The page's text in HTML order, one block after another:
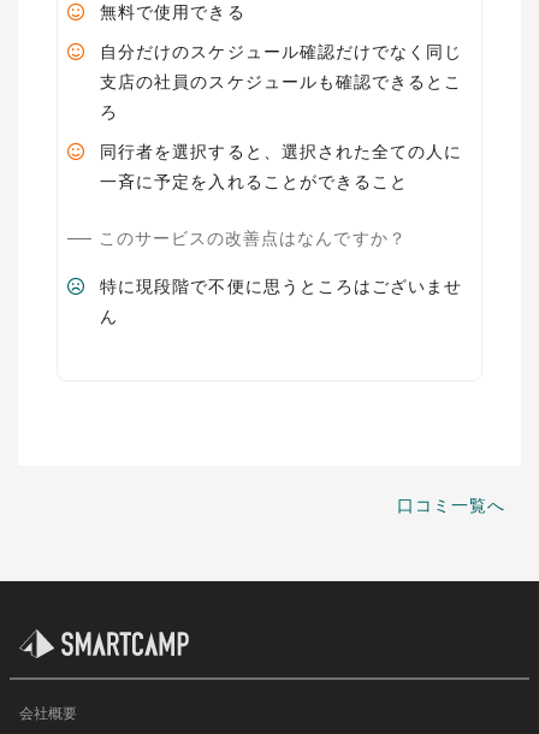
無料で使用できる
自分だけのスケジュール確認だけでなく同じ
支店の社員のスケジュールも確認できるとこ
ろ
同行者を選択すると、選択された全ての人に
一斉に予定を入れることができること
このサービスの改善点はなんですか？
特に現段階で不便に思うところはございませ
ん
口コミ一覧へ
会社概要